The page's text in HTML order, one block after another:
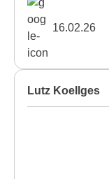
16.02.26
Lutz Koellges